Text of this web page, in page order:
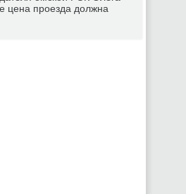
цена проезда дοлжна